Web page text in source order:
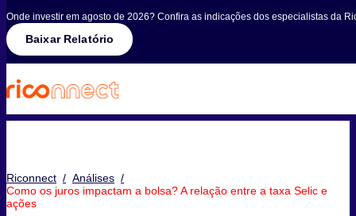
Onde investir em agosto de 2026? Confira as indicações dos especialistas da
Baixar Relatório
Riconnect / Análises /
Como os juros impactam a bolsa? A relação entre a taxa Selic e
ações